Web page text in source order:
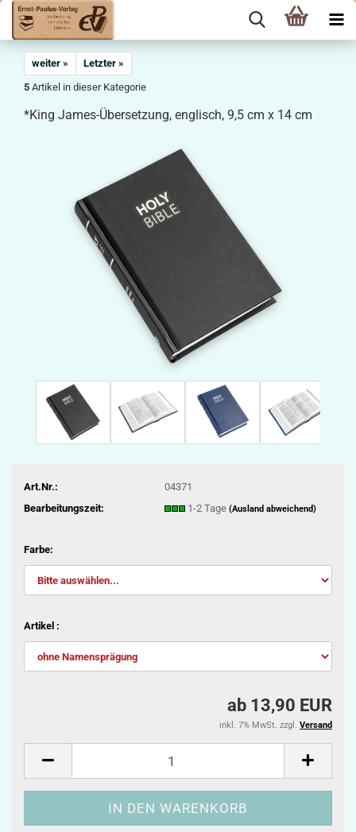
weiter »
Letzter »
5 Artikel in dieser Kategorie
*King James-Übersetzung, englisch, 9,5 cm x 14 cm
Art.Nr.:
04371
Bearbeitungszeit:
1-2 Tage (Ausland abweichend)
Farbe:
Artikel :
ab 13,90 EUR
inkl. 7% MwSt. zzgl. Versand